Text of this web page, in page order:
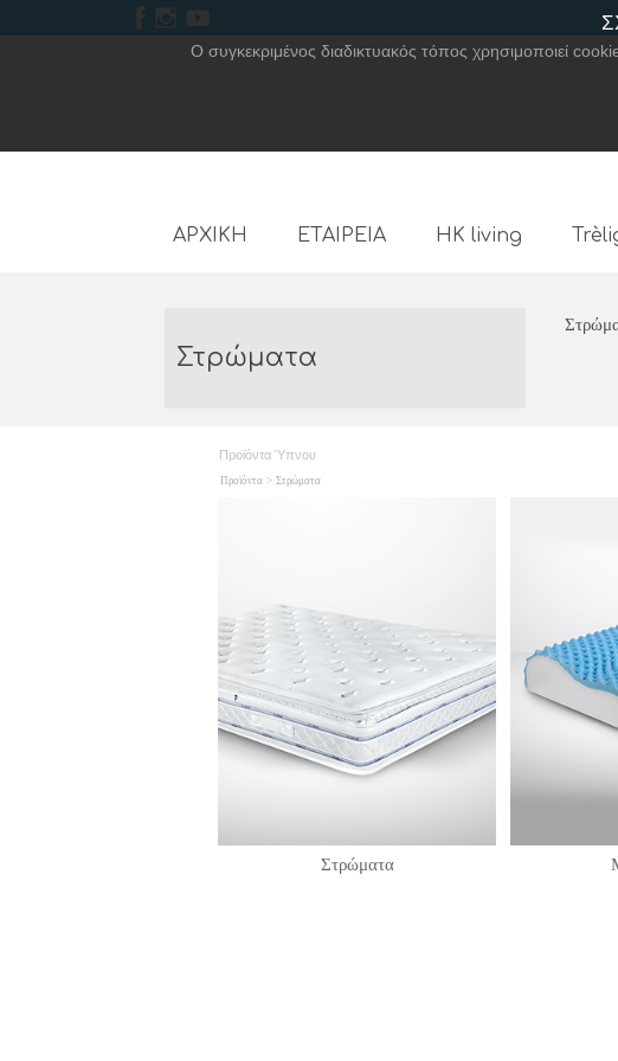
ΑΡΧΙΚΗ ΕΤΑΙΡΕΙΑ HK living
Στρώματα
Προϊόντα Ύπνου
Προϊόντα > Στρώματα
Στρώματα
Ο συγκεκριμένος διαδικτυακός τόπος χρησιμοποιεί